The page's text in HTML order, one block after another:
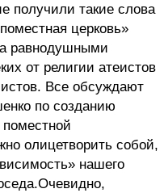
получили такие слова
церковь»
равнодушными
от религии атеистов
Все обсуждают
по созданию
олицетворить собой,
нашего